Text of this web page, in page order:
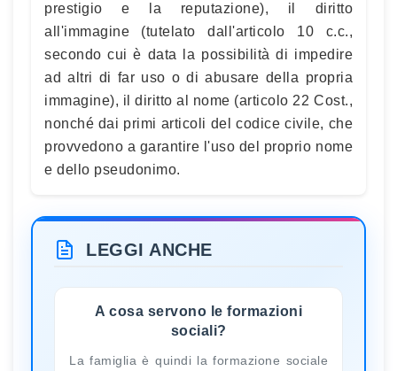
prestigio e la reputazione), il diritto
all'immagine (tutelato dall'articolo 10 c.c.,
secondo cui è data la possibilità di impedire
ad altri di far uso o di abusare della propria
immagine), il diritto al nome (articolo 22 Cost.,
nonché dai primi articoli del codice civile, che
provvedono a garantire l'uso del proprio nome
e dello pseudonimo.
LEGGI ANCHE
A cosa servono le formazioni
sociali?
La famiglia è quindi la formazione sociale